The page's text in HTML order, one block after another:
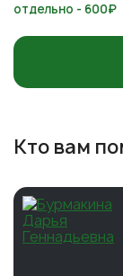
отдельно - 600₽
Кто вам